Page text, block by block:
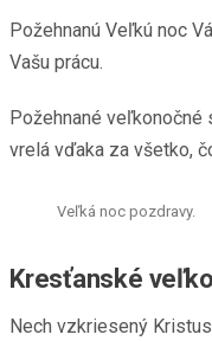
Požehnanú Veľkú noc
Vašu prácu.
Požehnané veľkonočné
vrelá vďaka za všetko,
Veľká noc pozdravy.
Kresťanské
Nech vzkriesený